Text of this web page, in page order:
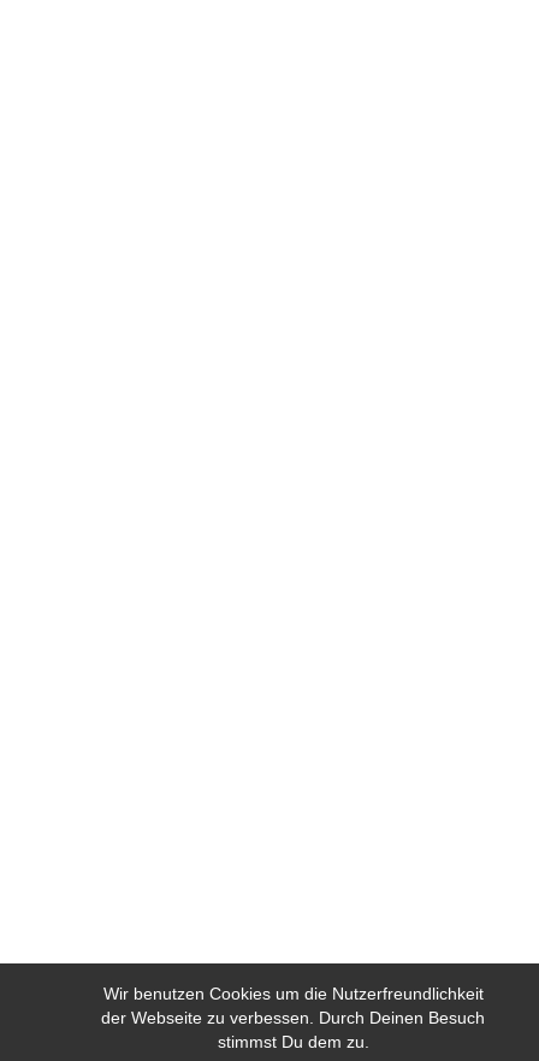
Wir benutzen Cookies um die Nutzerfreundlichkeit
der Webseite zu verbessen. Durch Deinen Besuch
stimmst Du dem zu.